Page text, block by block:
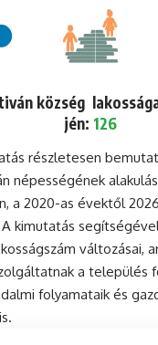
község
jén: 126
részletesen
népességének
a 2020-as évektől
kimutatás
változásai,
a település
folyamataik és